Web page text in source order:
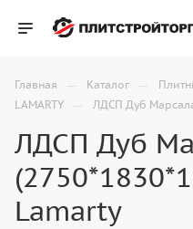
Главная — Каталог —
LAMARTY — ЛДСП Дуб
ЛДСП Дуб
Lamarty